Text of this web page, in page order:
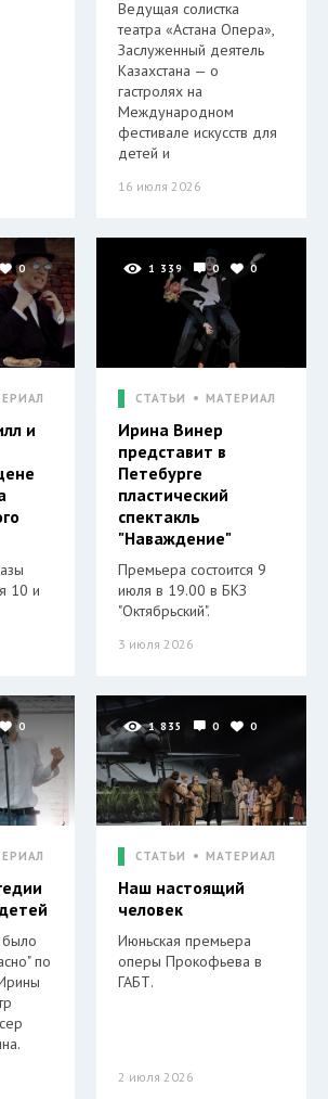
Ведущая солистка
театра «Астана Опера»,
Заслуженный деятель
Казахстана — о
гастролях на
Международном
фестивале искусств для
детей и
16 июля 2026
0
и
10 и
1 339 0 0
СТАТЬИ МАТЕРИАЛ
Ирина Винер
представит в
Петебурге
пластический
спектакль
"Наваждение"
Премьера состоится 9
июля в 19.00 в БКЗ
"Октябрьский".
3 июля 2026
0
по
1 835 0 0
СТАТЬИ МАТЕРИАЛ
Наш настоящий
человек
Июньская премьера
оперы Прокофьева в
ГАБТ.
2 июля 2026